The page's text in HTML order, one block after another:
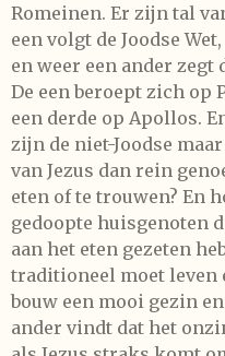
Romeinen. Er zijn tal
een volgt de Joodse
en weer een ander
De een beroept zich op
een derde op Apollos.
zijn de niet-Joodse
van Jezus dan rein
eten of te trouwen? En
gedoopte huisgenoten
aan het eten gezeten
traditioneel moet leven
bouw een mooi gezin
ander vindt dat het